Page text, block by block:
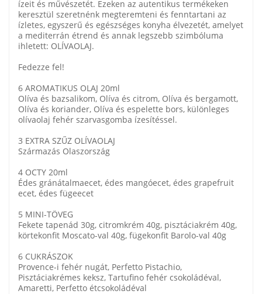
ízeit és művészetét. Ezeken az autentikus termékeken
keresztül szeretnénk megteremteni és fenntartani az
ízletes, egyszerű és egészséges konyha élvezetét, amelyet
a mediterrán étrend és annak legszebb szimbóluma
ihletett: OLÍVAOLAJ.
Fedezze fel!
6 AROMATIKUS OLAJ 20ml
Olíva és bazsalikom, Olíva és citrom, Olíva és bergamott,
Olíva és koriander, Olíva és espelette bors, különleges
olívaolaj fehér szarvasgomba ízesítéssel.
3 EXTRA SZŰZ OLÍVAOLAJ
Származás Olaszország
4 OCTY 20ml
Édes gránátalmaecet, édes mangóecet, édes grapefruit
ecet, édes fügeecet
5 MINI-TÖVEG
Fekete tapenád 30g, citromkrém 40g, pisztáciakrém 40g,
körtekonfit Moscato-val 40g, fügekonfit Barolo-val 40g
6 CUKRÁSZOK
Provence-i fehér nugát, Perfetto Pistachio,
Pisztáciakrémes keksz, Tartufino fehér csokoládéval,
Amaretti, Perfetto étcsokoládéval